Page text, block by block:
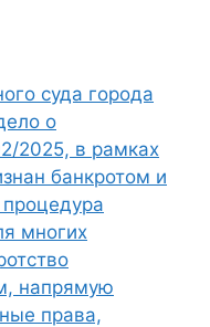
суда города
о
2025, в рамках
банкротом и
многих
напрямую
права,